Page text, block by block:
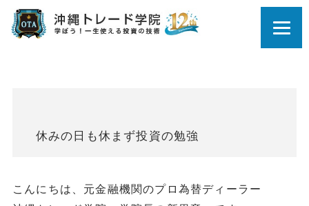
休みの日も休まず投資の勉強
こんにちは、元金融機関のプロ為替ディーラー